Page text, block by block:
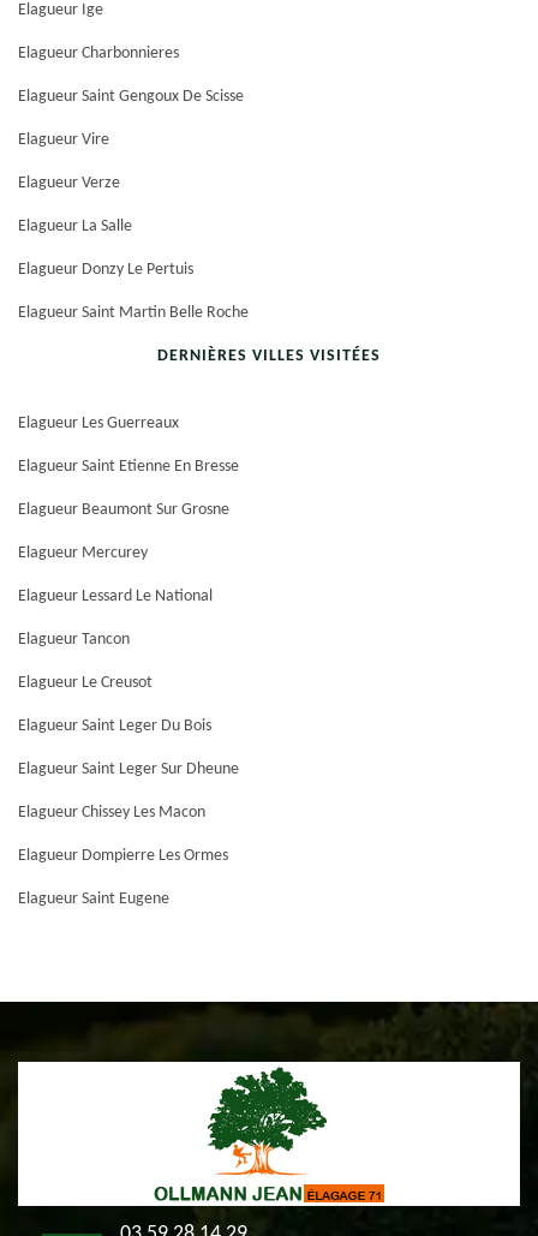
Elagueur Ige
Elagueur Charbonnieres
Elagueur Saint Gengoux De Scisse
Elagueur Vire
Elagueur Verze
Elagueur La Salle
Elagueur Donzy Le Pertuis
Elagueur Saint Martin Belle Roche
DERNIÈRES VILLES VISITÉES
Elagueur Les Guerreaux
Elagueur Saint Etienne En Bresse
Elagueur Beaumont Sur Grosne
Elagueur Mercurey
Elagueur Lessard Le National
Elagueur Tancon
Elagueur Le Creusot
Elagueur Saint Leger Du Bois
Elagueur Saint Leger Sur Dheune
Elagueur Chissey Les Macon
Elagueur Dompierre Les Ormes
Elagueur Saint Eugene